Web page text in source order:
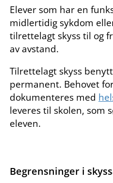
Elever som har en
midlertidig sykdom
tilrettelagt skyss til og
av avstand.
Tilrettelagt skyss
permanent. Behovet
dokumenteres med
leveres til skolen, som
eleven.
Begrensninger i